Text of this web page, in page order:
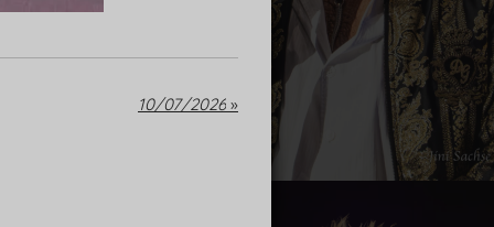
10/07/2026 »